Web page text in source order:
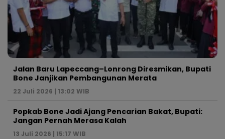
Jalan Baru Lapeccang–Lonrong Diresmikan, Bupati
Bone Janjikan Pembangunan Merata
22 Juli 2026 | 13:02 WIB
Popkab Bone Jadi Ajang Pencarian Bakat, Bupati:
Jangan Pernah Merasa Kalah
13 Juli 2026 | 15:17 WIB